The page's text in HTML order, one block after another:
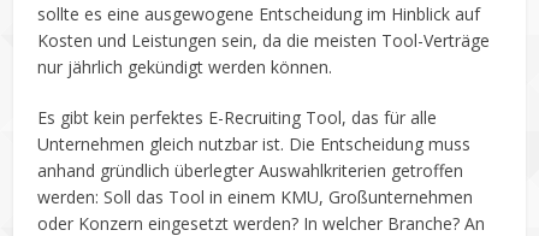
sollte es eine ausgewogene Entscheidung im Hinblick auf
Kosten und Leistungen sein, da die meisten Tool-Verträge
nur jährlich gekündigt werden können.
Es gibt kein perfektes E-Recruiting Tool, das für alle
Unternehmen gleich nutzbar ist. Die Entscheidung muss
anhand gründlich überlegter Auswahlkriterien getroffen
werden: Soll das Tool in einem KMU, Großunternehmen
oder Konzern eingesetzt werden? In welcher Branche? An